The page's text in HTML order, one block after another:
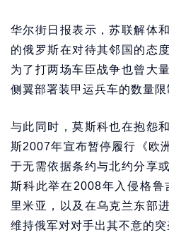
华尔街日报表示，苏联解体
的俄罗斯在对待其邻国的态
为了打两场车臣战争也曾大
侧翼部署装甲运兵车的数量限
与此同时，莫斯科也在抱怨
斯2007年宣布暂停履行《欧
于无需依据条约与北约分享
斯科此举在2008年入侵格
里米亚，以及在乌克兰东部
维持俄军对对手出其不意的突